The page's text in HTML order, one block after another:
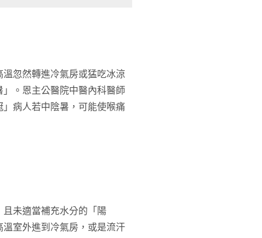
忽然轉進冷氣房或猛吃冰涼
。恩主公醫院中醫內科醫師
病人若中陰暑，可能使喉痛
未適當補充水分的「陽
室外進到冷氣房，或是流汗